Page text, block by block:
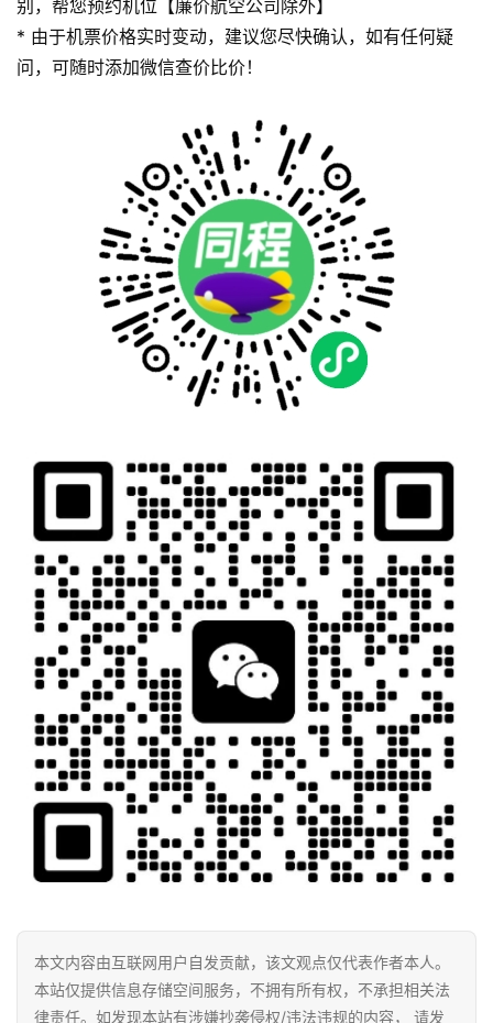
别，帮您预约机位【廉价航空公司除外】
* 由于机票价格实时变动，建议您尽快确认，如有任何疑
问，可随时添加微信查价比价！
本文内容由互联网用户自发贡献，该文观点仅代表作者本人。
本站仅提供信息存储空间服务，不拥有所有权，不承担相关法
律责任。如发现本站有涉嫌抄袭侵权/违法违规的内容， 请发